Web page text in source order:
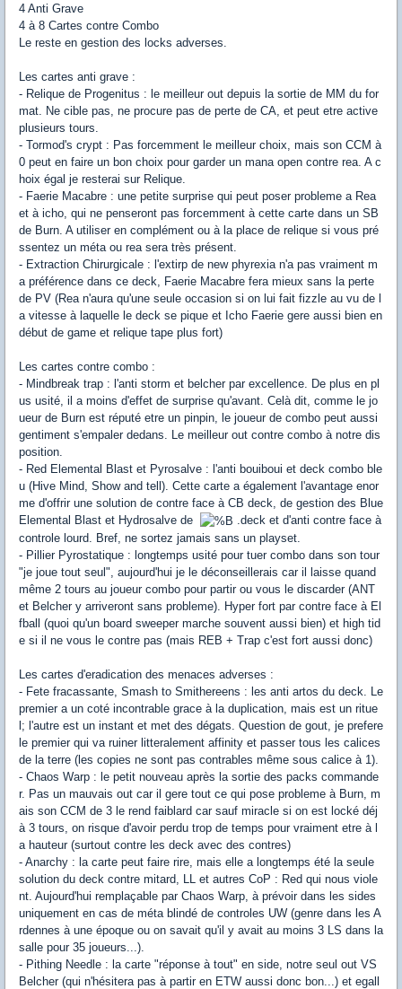
4 Anti Grave
4 à 8 Cartes contre Combo
Le reste en gestion des locks adverses.
Les cartes anti grave :
- Relique de Progenitus : le meilleur out depuis la sortie de MM du for
mat. Ne cible pas, ne procure pas de perte de CA, et peut etre active
plusieurs tours.
- Tormod's crypt : Pas forcemment le meilleur choix, mais son CCM à
0 peut en faire un bon choix pour garder un mana open contre rea. A c
hoix égal je resterai sur Relique.
- Faerie Macabre : une petite surprise qui peut poser probleme a Rea
et à icho, qui ne penseront pas forcemment à cette carte dans un SB
de Burn. A utiliser en complément ou à la place de relique si vous pré
ssentez un méta ou rea sera très présent.
- Extraction Chirurgicale : l'extirp de new phyrexia n'a pas vraiment m
a préférence dans ce deck, Faerie Macabre fera mieux sans la perte
de PV (Rea n'aura qu'une seule occasion si on lui fait fizzle au vu de l
a vitesse à laquelle le deck se pique et Icho Faerie gere aussi bien en
début de game et relique tape plus fort)
Les cartes contre combo :
- Mindbreak trap : l'anti storm et belcher par excellence. De plus en pl
us usité, il a moins d'effet de surprise qu'avant. Celà dit, comme le jo
ueur de Burn est réputé etre un pinpin, le joueur de combo peut aussi
gentiment s'empaler dedans. Le meilleur out contre combo à notre dis
position.
- Red Elemental Blast et Pyrosalve : l'anti bouiboui et deck combo ble
u (Hive Mind, Show and tell). Cette carte a également l'avantage enor
me d'offrir une solution de contre face à CB deck, de gestion des Blue
Elemental Blast et Hydrosalve de
.deck et d'anti contre face à
controle lourd. Bref, ne sortez jamais sans un playset.
- Pillier Pyrostatique : longtemps usité pour tuer combo dans son tour
"je joue tout seul", aujourd'hui je le déconseillerais car il laisse quand
même 2 tours au joueur combo pour partir ou vous le discarder (ANT
et Belcher y arriveront sans probleme). Hyper fort par contre face à El
fball (quoi qu'un board sweeper marche souvent aussi bien) et high tid
e si il ne vous le contre pas (mais REB + Trap c'est fort aussi donc)
Les cartes d'eradication des menaces adverses :
- Fete fracassante, Smash to Smithereens : les anti artos du deck. Le
premier a un coté incontrable grace à la duplication, mais est un ritue
l; l'autre est un instant et met des dégats. Question de gout, je prefere
le premier qui va ruiner litteralement affinity et passer tous les calices
de la terre (les copies ne sont pas contrables même sous calice à 1).
- Chaos Warp : le petit nouveau après la sortie des packs commande
r. Pas un mauvais out car il gere tout ce qui pose probleme à Burn, m
ais son CCM de 3 le rend faiblard car sauf miracle si on est locké déj
à 3 tours, on risque d'avoir perdu trop de temps pour vraiment etre à l
a hauteur (surtout contre les deck avec des contres)
- Anarchy : la carte peut faire rire, mais elle a longtemps été la seule
solution du deck contre mitard, LL et autres CoP : Red qui nous viole
nt. Aujourd'hui remplaçable par Chaos Warp, à prévoir dans les sides
uniquement en cas de méta blindé de controles UW (genre dans les A
rdennes à une époque ou on savait qu'il y avait au moins 3 LS dans la
salle pour 35 joueurs...).
- Pithing Needle : la carte "réponse à tout" en side, notre seul out VS
Belcher (qui n'hésitera pas à partir en ETW aussi donc bon...) et egall